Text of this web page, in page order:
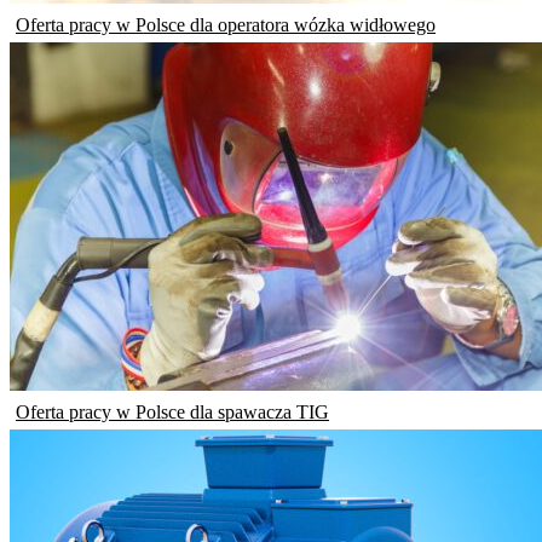
Oferta pracy w Polsce dla operatora wózka widłowego
Oferta pracy w Polsce dla spawacza TIG